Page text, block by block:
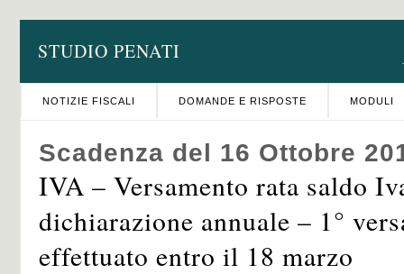
STUDIO PENATI
NOTIZIE FISCALI DOMANDE E RISPOSTE MODULI
Scadenza del 16 Ottobre
IVA – Versamento rata saldo
dichiarazione annuale – 1°
effettuato entro il 18 marzo